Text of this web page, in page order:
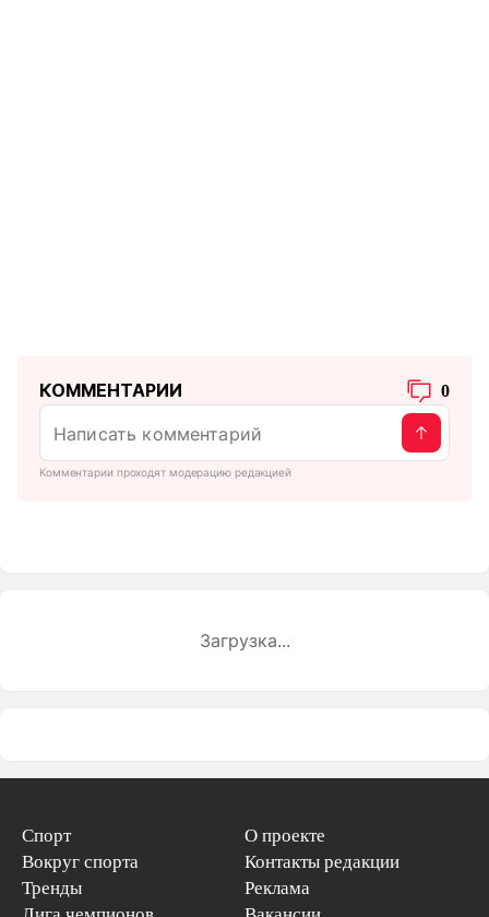
КОММЕНТАРИИ 0
Комментарии проходят модерацию редакцией
Загрузка...
Спорт
Вокруг спорта
Тренды
О проекте
Контакты редакции
Реклама